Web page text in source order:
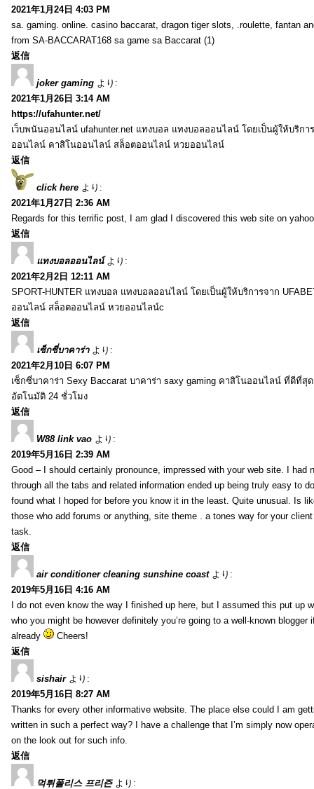
2021年1月24日 4:03 PM
sa. gaming. online. casino baccarat, dragon tiger slots, .roulette, fantan
from SA-BACCARAT168 sa game sa Baccarat (1)
返信
joker gaming より:
2021年1月26日 3:14 AM
https://ufahunter.net/
เว็บพนันออนไลน์ ufahunter.net แทงบอล แทงบอลออนไลน์ โดยเป็นผู้ให้บริกา
ออนไลน์ คาสิโนออนไลน์ สล็อตออนไลน์ หวยออนไลน์
返信
click here より:
2021年1月27日 2:36 AM
Regards for this terrific post, I am glad I discovered this web site on
返信
แทงบอลออนไลน์ より:
2021年2月2日 12:11 AM
SPORT-HUNTER แทงบอล แทงบอลออนไลน์ โดยเป็นผู้ให้บริการจาก
ออนไลน์ สล็อตออนไลน์ หวยออนไลน์c
返信
เซ็กซี่บาคาร่า より:
2021年2月10日 6:07 PM
เซ็กซี่บาคาร่า Sexy Baccarat บาคาร่า saxy gaming คาสิโนออนไลน์ ที่ดีที่สุ
อัตโนมัติ 24 ชั่วโมง
返信
W88 link vao より:
2019年5月16日 2:39 AM
Good – I should certainly pronounce, impressed with your web site. I had
through all the tabs and related information ended up being truly easy to
found what I hoped for before you know it in the least. Quite unusual. Is
those who add forums or anything, site theme . a tones way for your
task.
返信
air conditioner cleaning sunshine coast より:
2019年5月16日 4:16 AM
I do not even know the way I finished up here, but I assumed this put up
who you might be however definitely you’re going to a well-known blogger
already
Cheers!
返信
sishair より:
2019年5月16日 8:27 AM
Thanks for every other informative website. The place else could I am
written in such a perfect way? I have a challenge that I’m simply now
on the look out for such info.
返信
먹튀폴리스 프리즌 より: